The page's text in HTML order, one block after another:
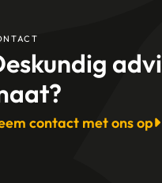
contact met ons op